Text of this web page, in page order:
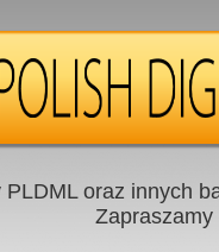
PLDML oraz innych
Zapraszamy